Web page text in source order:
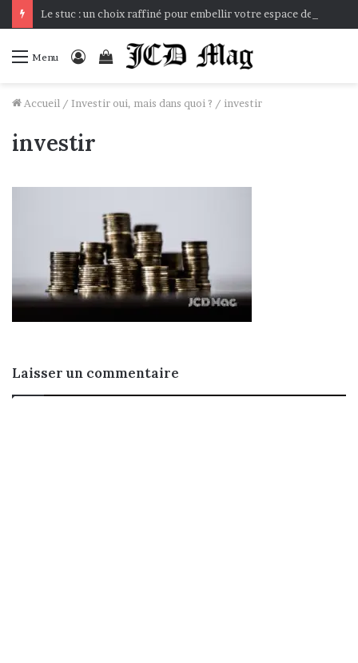
Le stuc : un choix raffiné pour embellir votre espace de vie
Menu Connexion
Voir
panier
Accueil / Investir oui, mais dans quoi ? / investir
investir
Laisser un commentaire